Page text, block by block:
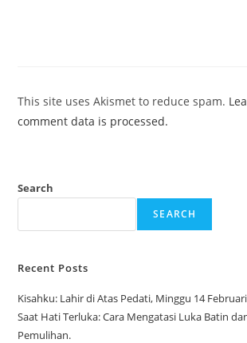
This site uses Akismet to reduce spam.
comment data is processed.
Search
SEARCH
Recent Posts
Kisahku: Lahir di Atas Pedati, Minggu 14
Saat Hati Terluka: Cara Mengatasi Luka Batin
Pemulihan.